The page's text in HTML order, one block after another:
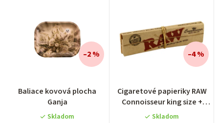
Baliace kovová plocha
Ganja
Skladom
–2 %
Cigaretové papieriky RAW
Connoisseur king size +
filtre
Skladom
–4 %